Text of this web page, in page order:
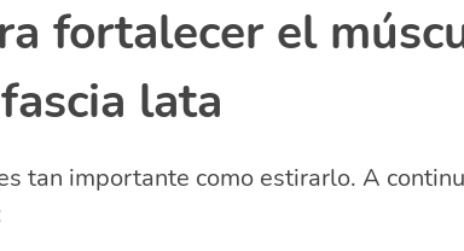
fortalecer el
lata
tan importante como estirarlo. A